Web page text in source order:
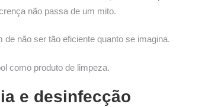
não passa de um mito.
não ser tão eficiente quanto se imagina.
como produto de limpeza.
e desinfecção